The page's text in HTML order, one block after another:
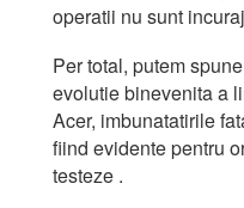
operatii nu sunt
Per total, putem
evolutie binevenita a
Acer, imbunatatirile
fiind evidente pentru
testeze .